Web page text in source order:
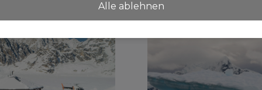
Alle ablehnen